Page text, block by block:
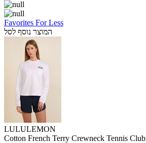
Favorites For Less
המוצר נוסף לסל
LULULEMON
Cotton French Terry Crewneck Tennis Club